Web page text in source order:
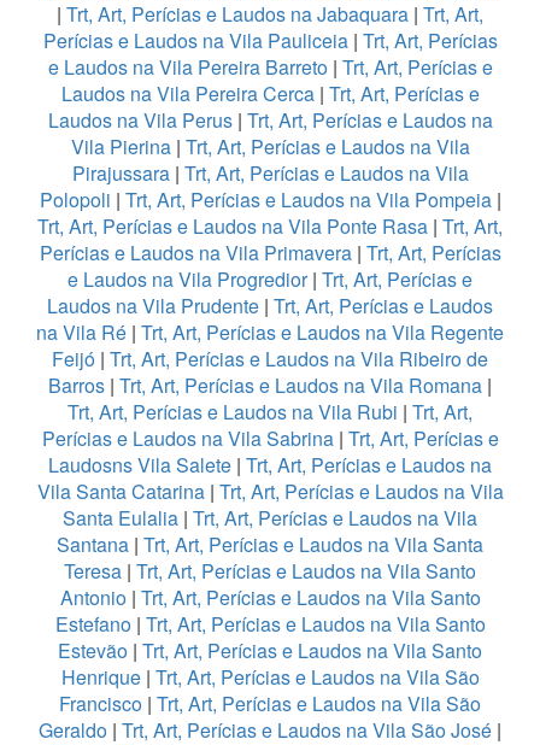
| Trt, Art, Perícias e Laudos na Jabaquara | Trt, Art,
Perícias e Laudos na Vila Pauliceia| Trt, Art, Perícias
e Laudos na Vila Pereira Barreto| Trt, Art, Perícias e
Laudos na Vila Pereira Cerca| Trt, Art, Perícias e
Laudos na Vila Perus| Trt, Art, Perícias e Laudos na
Vila Pierina| Trt, Art, Perícias e Laudos na Vila
Pirajussara| Trt, Art, Perícias e Laudos na Vila
Polopoli | Trt, Art, Perícias e Laudos na Vila Pompeia|
Trt, Art, Perícias e Laudos na Vila Ponte Rasa | Trt, Art,
Perícias e Laudos na Vila Primavera| Trt, Art, Perícias
e Laudos na Vila Progredior| Trt, Art, Perícias e
Laudos na Vila Prudente | Trt, Art, Perícias e Laudos
na Vila Ré | Trt, Art, Perícias e Laudos na Vila Regente
Feijó | Trt, Art, Perícias e Laudos na Vila Ribeiro de
Barros | Trt, Art, Perícias e Laudos na Vila Romana |
Trt, Art, Perícias e Laudos na Vila Rubi | Trt, Art,
Perícias e Laudos na Vila Sabrina| Trt, Art, Perícias e
Laudosns Vila Salete | Trt, Art, Perícias e Laudos na
Vila Santa Catarina| Trt, Art, Perícias e Laudos na Vila
Santa Eulalia | Trt, Art, Perícias e Laudos na Vila
Santana | Trt, Art, Perícias e Laudos na Vila Santa
Teresa | Trt, Art, Perícias e Laudos na Vila Santo
Antonio| Trt, Art, Perícias e Laudos na Vila Santo
Estefano| Trt, Art, Perícias e Laudos na Vila Santo
Estevão | Trt, Art, Perícias e Laudos na Vila Santo
Henrique| Trt, Art, Perícias e Laudos na Vila São
Francisco | Trt, Art, Perícias e Laudos na Vila São
Geraldo | Trt, Art, Perícias e Laudos na Vila São José |